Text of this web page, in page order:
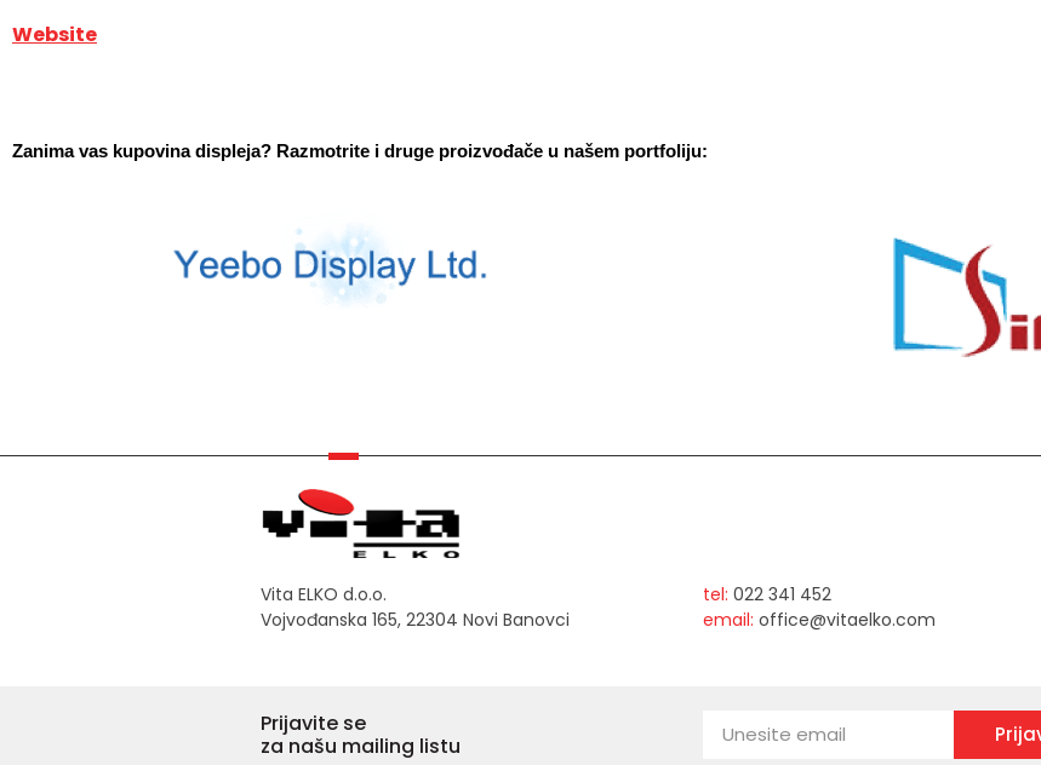
Website
Zanima vas kupovina displeja? Razmotrite i druge proizvođače u našem portfoliju:
Vita ELKO d.o.o.
Vojvođanska 165, 22304 Novi Banovci
tel: 022 341 452
email: office@vitaelko.com
Prijavite se
za našu mailing listu